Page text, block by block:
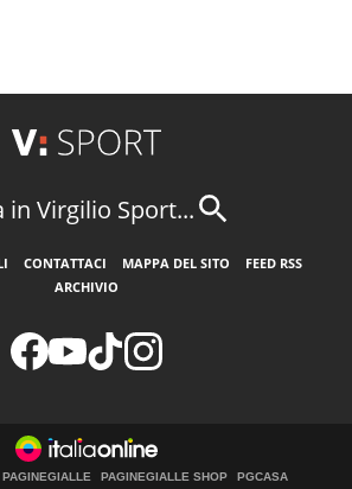
in Virgilio Sport...
CONTATTACI MAPPA DEL SITO
FEED RSS
ARCHIVIO
PAGINEGIALLE PAGINEGIALLE SHOP
PGCASA